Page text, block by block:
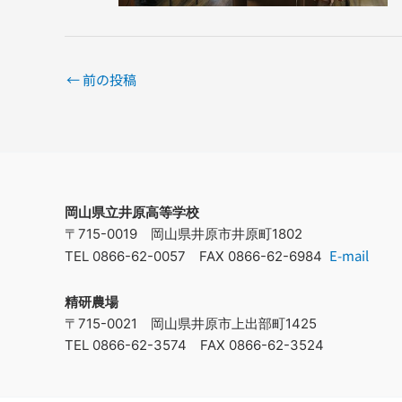
←前の投稿
岡山県立井原高等学校
〒715-0019 岡山県井原市井原町1802
TEL 0866-62-0057 FAX 0866-62-6984 E-mail
精研農場
〒715-0021 岡山県井原市上出部町1425
TEL 0866-62-3574 FAX 0866-62-3524